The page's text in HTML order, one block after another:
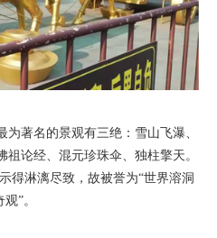
著名的景观有三绝：雪山飞瀑、
论经、混元珍珠伞、独柱擎天。
得淋漓尽致，故被誉为“世界溶洞
观”。